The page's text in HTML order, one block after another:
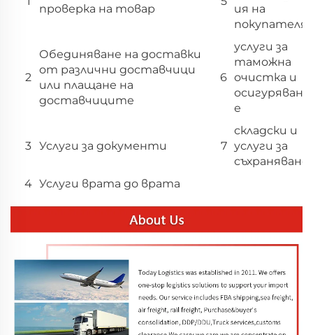
проверка на товар
ия на
покупателя
2
Обединяване на доставки
от различни доставчици
или плащане на
доставчиците
6
услуги за
таможна
очистка и
осигуряван
е
3 Услуги за документи 7
складски и
услуги за
съхраняване
4 Услуги врата до врата